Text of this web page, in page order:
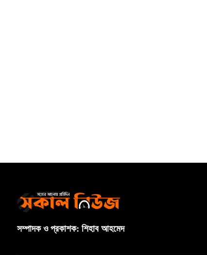
সম্পাদক ও প্রকাশক: শিহাব আহমেদ